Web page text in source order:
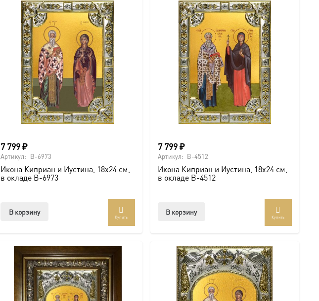
вариаций.
Опции
можно
выбрать
на
странице
товара.
7 799₽
Артикул: B-6973
Икона Киприан и Иустина, 18х24 см,
в окладе B-6973
В корзину
Купить
7 799₽
Артикул: B-4512
Икона Киприан и Иустина, 18х24 см,
в окладе B-4512
В корзину
Купить